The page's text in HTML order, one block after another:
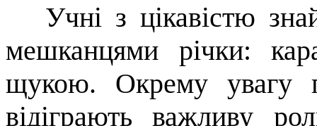
Учні з цікавістю
мешканцями річки:
щукою. Окрему увагу
відіграють важливу